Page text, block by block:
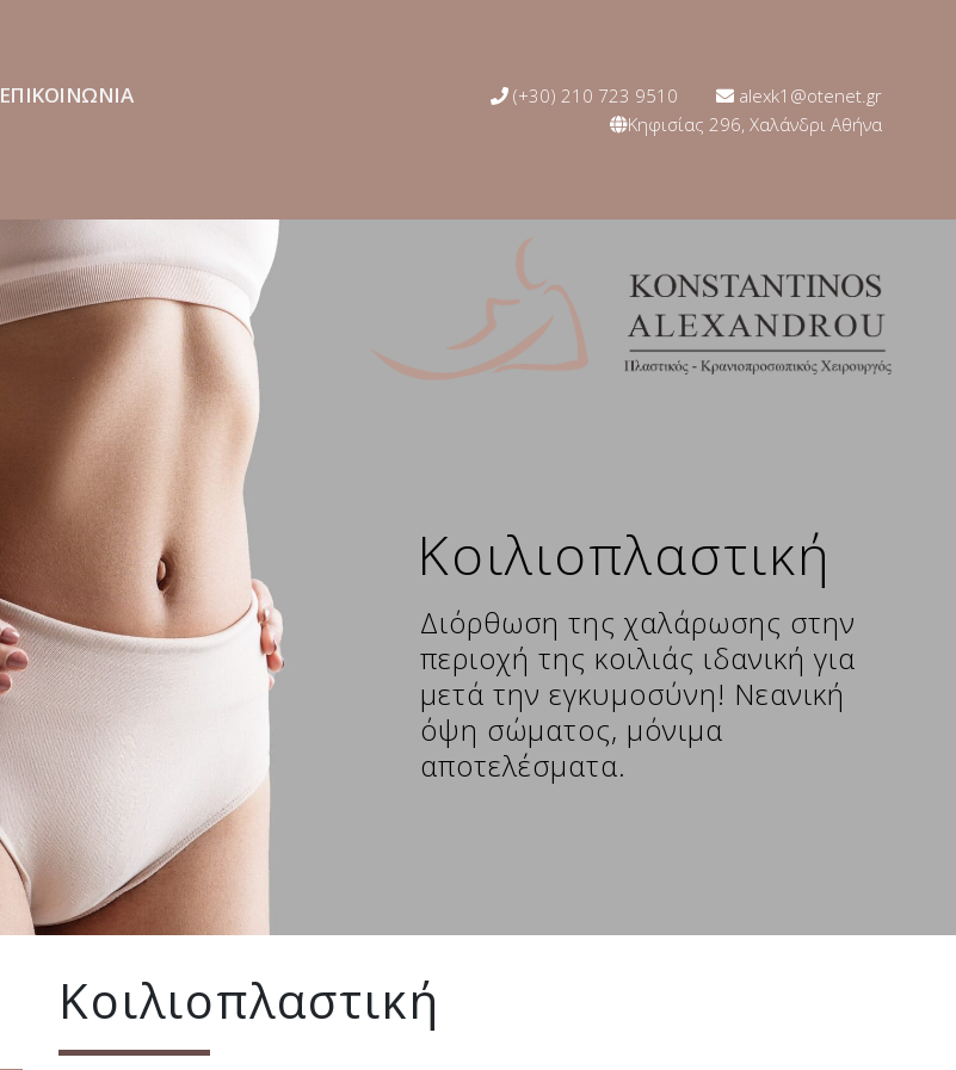
ΕΠΙΚΟΙΝΩΝΙΑ (+30) 210 723 9510
alexk1@otenet.gr
Κηφισίας 296, Χαλάνδρι Αθήνα
Κοιλιοπλαστική
Διόρθωση της χαλάρωσης στην
περιοχή της κοιλιάς ιδανική για
μετά την εγκυμοσύνη! Νεανική
όψη σώματος, μόνιμα
αποτελέσματα.
Κοιλιοπλαστική